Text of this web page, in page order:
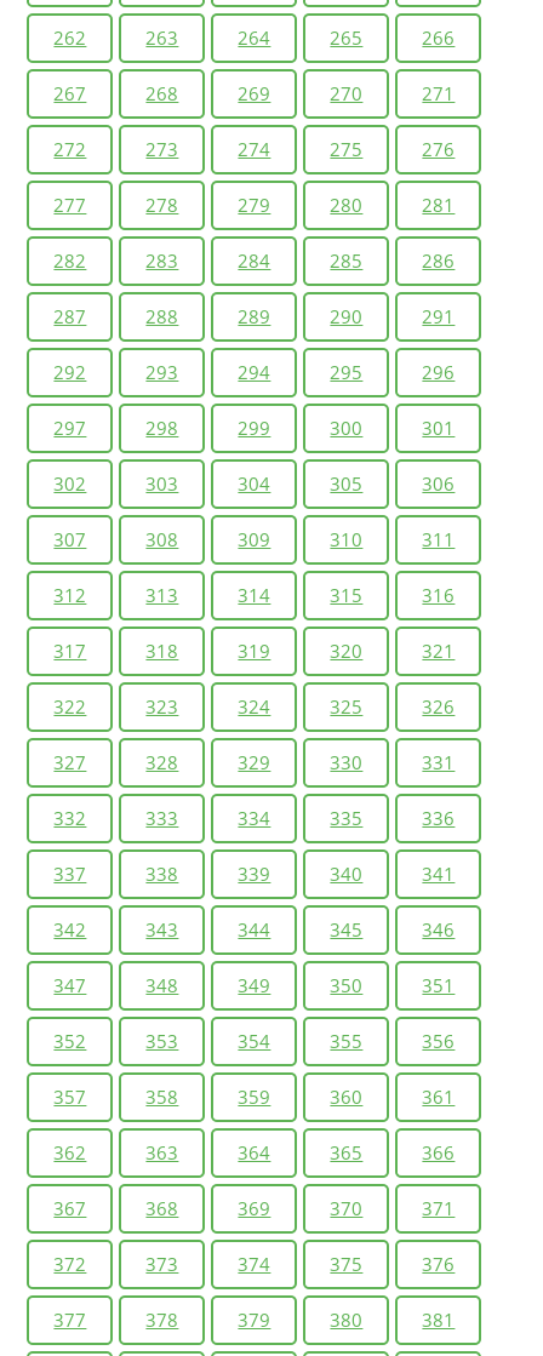
262 263 264 265 266
267 268 269 270 271
272 273 274 275 276
277 278 279 280 281
282 283 284 285 286
287 288 289 290 291
292 293 294 295 296
297 298 299 300 301
302 303 304 305 306
307 308 309 310 311
312 313 314 315 316
317 318 319 320 321
322 323 324 325 326
327 328 329 330 331
332 333 334 335 336
337 338 339 340 341
342 343 344 345 346
347 348 349 350 351
352 353 354 355 356
357 358 359 360 361
362 363 364 365 366
367 368 369 370 371
372 373 374 375 376
377 378 379 380 381